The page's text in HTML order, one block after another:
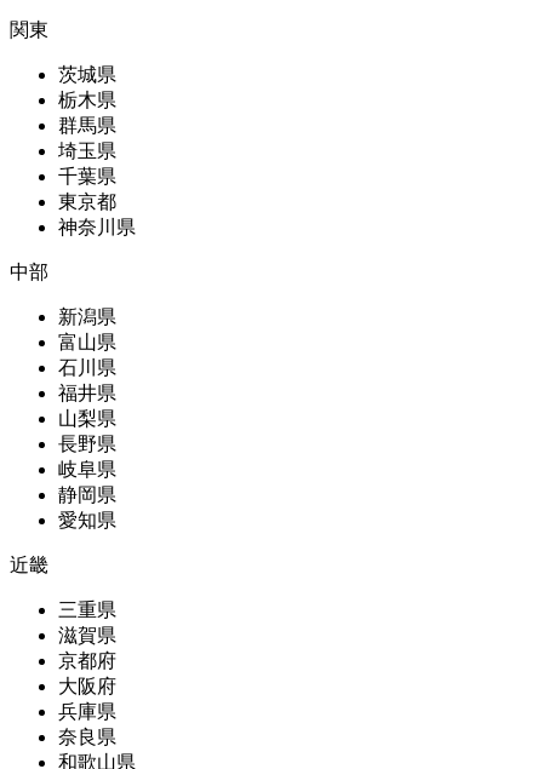
関東
茨城県
栃木県
群馬県
埼玉県
千葉県
東京都
神奈川県
中部
新潟県
富山県
石川県
福井県
山梨県
長野県
岐阜県
静岡県
愛知県
近畿
三重県
滋賀県
京都府
大阪府
兵庫県
奈良県
和歌山県